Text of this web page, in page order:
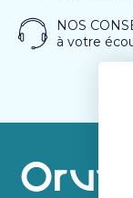
NOS
à votre